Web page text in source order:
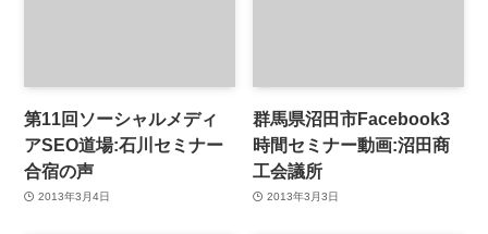
第11回ソーシャルメディ
アSEO道場:石川セミナー
合宿の声
2013年3月4日
群馬県沼田市Facebook3
時間セミナー動画:沼田商
工会議所
2013年3月3日